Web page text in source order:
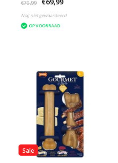
€79,99
Nog niet gewaardeerd
OP VOORRAAD
Sale